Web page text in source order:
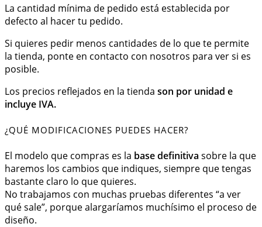
La cantidad mínima de pedido está establecida por
defecto al hacer tu pedido.
Si quieres pedir menos cantidades de lo que te permite
la tienda, ponte en contacto con nosotros para ver si es
posible.
Los precios reflejados en la tienda son por unidad e
incluye IVA.
¿QUÉ MODIFICACIONES PUEDES HACER?
El modelo que compras es la base definitiva sobre la que
haremos los cambios que indiques, siempre que tengas
bastante claro lo que quieres.
No trabajamos con muchas pruebas diferentes “a ver
qué sale”, porque alargaríamos muchísimo el proceso de
diseño.